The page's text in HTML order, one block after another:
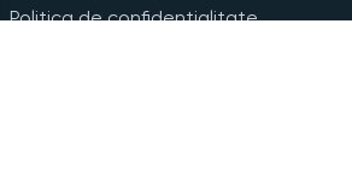
Politica de confidențialitate